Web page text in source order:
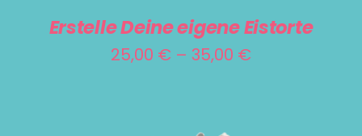
AUF.
DIE
Erstelle Deine eigene Eistorte
25,00 € – 35,00 €